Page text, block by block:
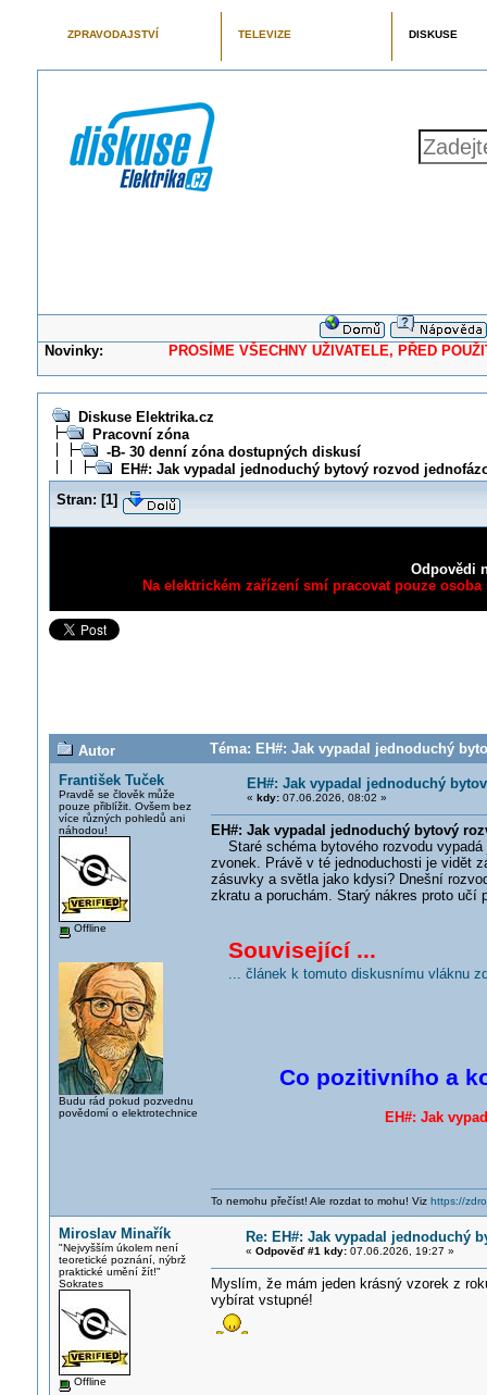
ZPRAVODAJSTVÍ TELEVIZE DISKUSE
Novinky: PROSÍME VŠECHNY UŽIVATELE, PŘED
Diskuse Elektrika.cz
Pracovní zóna
-B- 30 denní zóna dostupných diskusí
EH#: Jak vypadal jednoduchý bytový rozvod
Stran: [1]
Odpovědi
Na elektrickém zařízení smí pracovat pouze
Autor
Téma: EH#: Jak vypadal jednoduchý
František Tuček
Pravdě se člověk může
pouze přiblížit. Ovšem bez
více různých pohledů ani
náhodou!
Offline
Budu rád pokud pozvednu
povědomí o elektrotechnice
EH#: Jak vypadal jednoduchý
« kdy:07.06.2026, 08:02 »
EH#: Jak vypadal jednoduchý bytový
Staré schéma bytového rozvodu vypadá
zvonek. Právě v té jednoduchosti je vidět
zásuvky a světla jako kdysi? Dnešní
zkratu a poruchám. Starý nákres proto učí
Související ...
... článek k tomuto diskusnímu vláknu
Co pozitivního a
EH#: Jak
To nemohu přečíst! Ale rozdat to mohu! Viz https://
Miroslav Minařík
"Nejvyšším úkolem není
teoretické poznání, nýbrž
praktické umění žít!"
Sokrates
Offline
Re: EH#: Jak vypadal jednoduchý
« Odpověď #1 kdy:07.06.2026, 19:27 »
Myslím, že mám jeden krásný vzorek z
vybírat vstupné!